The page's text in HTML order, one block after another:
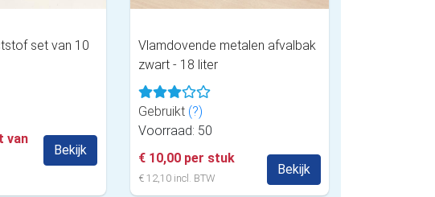
set van 10
van
Bekijk
Vlamdovende metalen afvalbak
zwart - 18 liter
Gebruikt (?)
Voorraad: 50
€ 10,00 per stuk
€ 12,10 incl. BTW
Bekijk